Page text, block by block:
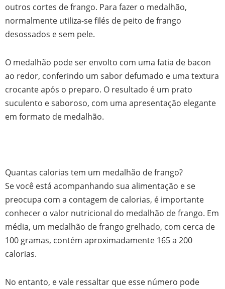
outros cortes de frango. Para fazer o medalhão,
normalmente utiliza-se filés de peito de frango
desossados e sem pele.
O medalhão pode ser envolto com uma fatia de bacon
ao redor, conferindo um sabor defumado e uma textura
crocante após o preparo. O resultado é um prato
suculento e saboroso, com uma apresentação elegante
em formato de medalhão.
Quantas calorias tem um medalhão de frango?
Se você está acompanhando sua alimentação e se
preocupa com a contagem de calorias, é importante
conhecer o valor nutricional do medalhão de frango. Em
média, um medalhão de frango grelhado, com cerca de
100 gramas, contém aproximadamente 165 a 200
calorias.
No entanto, e vale ressaltar que esse número pode